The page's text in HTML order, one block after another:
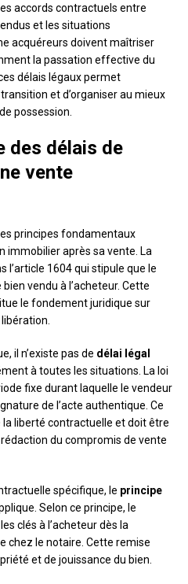
accords contractuels entre
et les situations
acquéreurs doivent maîtriser
la passation effective du
délais légaux permet
et d’organiser au mieux
possession.
des délais de
vente
principes fondamentaux
immobilier après sa vente. La
l’article 1604 qui stipule que le
vendu à l’acheteur. Cette
le fondement juridique sur
il n’existe pas de délai légal
à toutes les situations. La loi
fixe durant laquelle le vendeur
de l’acte authentique. Ce
liberté contractuelle et doit être
du compromis de vente
spécifique, le principe
Selon ce principe, le
clés à l’acheteur dès la
chez le notaire. Cette remise
et de jouissance du bien.